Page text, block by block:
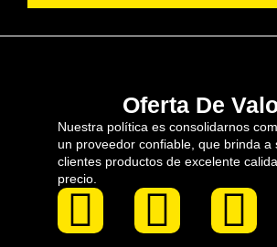
Oferta De
Nuestra política es consolidarnos
un proveedor confiable, que brinda a
clientes productos de excelente
precio.
F
I
L